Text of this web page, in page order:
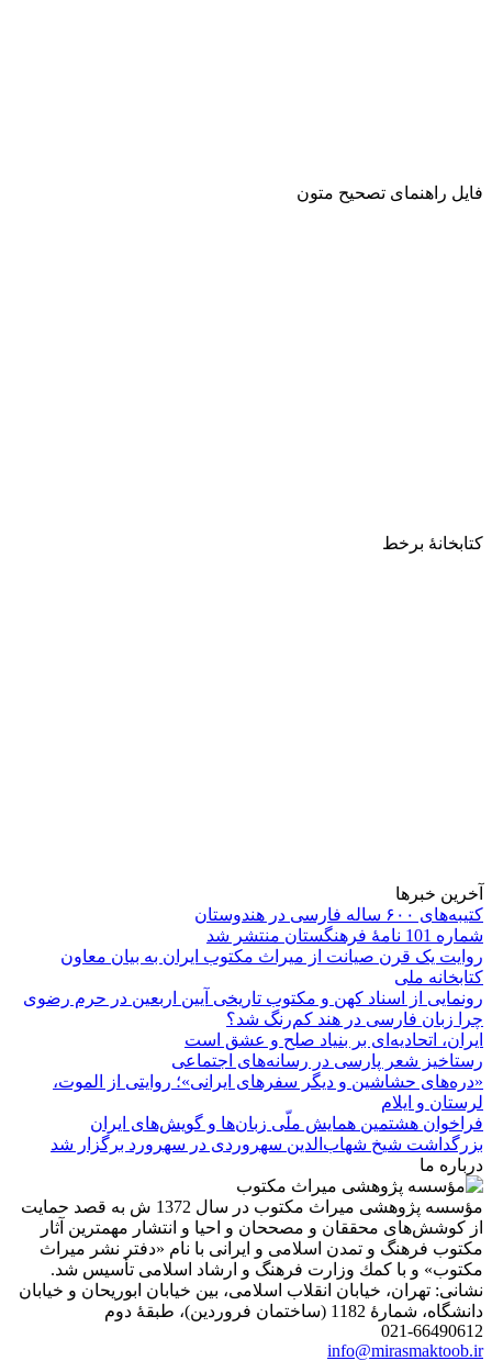
فایل راهنمای تصحیح متون
کتابخانۀ برخط
آخرین خبرها
کتیبه‌های ۶۰۰ ساله فارسی در هندوستان
شماره 101 نامۀ فرهنگستان منتشر شد
روایت یک قرن صیانت از میراث مکتوب ایران به بیان معاون
کتابخانه ملی
رونمایی از اسناد کهن و مکتوب تاریخی آیین اربعین در حرم رضوی
چرا زبان فارسی در هند کم‌رنگ شد؟
ایران، اتحادیه‌ای بر بنیاد صلح و عشق است
رستاخیز شعر پارسی در رسانه‌های اجتماعی
«دره‌های حشاشین و دیگر سفرهای ایرانی»؛ روایتی از الموت،
لرستان و ایلام
فراخوان هشتمین همایش ملّی زبان‌ها و گویش‌های ایران
بزرگداشت شیخ شهاب‌الدین سهروردی در سهرورد برگزار شد
درباره ما
مؤسسه پژوهشی میراث مكتوب در سال 1372 ش به قصد حمایت
از كوشش‌های محققان و مصححان و احیا و انتشار مهمترین آثار
مكتوب فرهنگ و تمدن اسلامی و ایرانی با نام «دفتر نشر میراث
مكتوب» و با كمك وزارت فرهنگ و ارشاد اسلامی تأسیس شد.
نشانی: تهران، خیابان انقلاب اسلامی، بین خیابان ابوریحان و خیابان
دانشگاه، شمارۀ 1182 (ساختمان فروردین)، طبقۀ دوم
021-66490612
info@mirasmaktoob.ir